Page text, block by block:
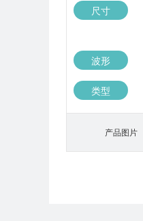
尺寸
波形
类型
产品图片